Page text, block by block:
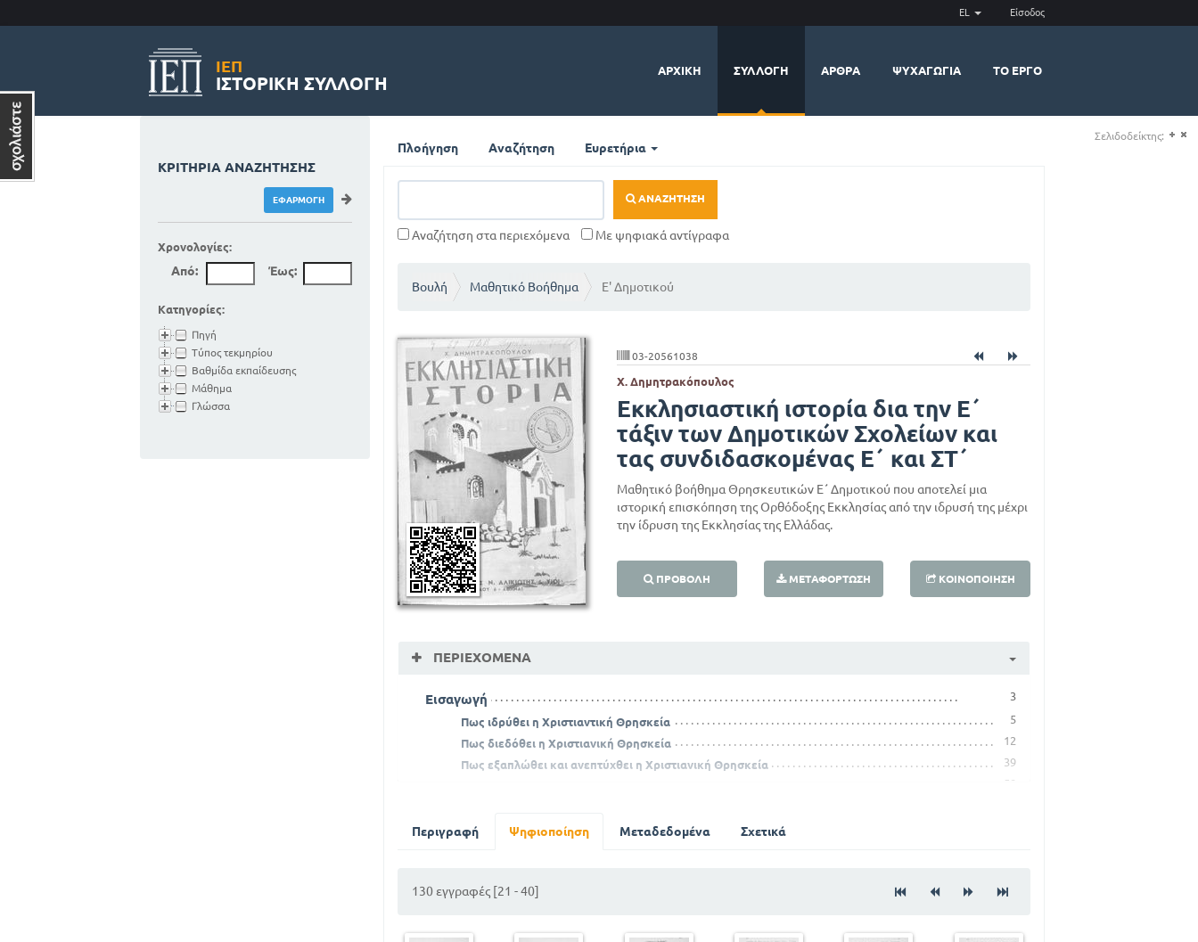
EL Είσοδος
ΙΕΠ
ΙΣΤΟΡΙΚΉ ΣΥΛΛΟΓΉ
ΑΡΧΙΚΉ ΣΥΛΛΟΓΉ ΆΡΘΡΑ ΨΥΧΑΓΩΓΊΑ ΤΟ ΈΡΓΟ
Πλοήγηση Αναζήτηση Ευρετήρια
ΑΝΑΖΉΤΗΣΗ
Αναζήτηση στα περιεχόμενα Με ψηφιακά αντίγραφα
Βουλή Μαθητικό Βοήθημα Ε' Δημοτικού
03-20561038
Χ. Δημητρακόπουλος
Εκκλησιαστική ιστορία δια την Ε΄
τάξιν των Δημοτικών Σχολείων και
τας συνδιδασκομένας Ε΄ και ΣΤ΄
Μαθητικό βοήθημα Θρησκευτικών Ε΄ Δημοτικού που αποτελεί μια
ιστορική επισκόπηση της Ορθόδοξης Εκκλησίας από την ιδρυσή της μέχρι
την ίδρυση της Εκκλησίας της Ελλάδας.
ΠΡΟΒΟΛΉ ΜΕΤΑΦΌΡΤΩΣΗ ΚΟΙΝΟΠΟΊΗΣΗ
ΠΕΡΙΕΧΌΜΕΝΑ
Εισαγωγή 3
Πως ιδρύθει η Χριστιαντική Θρησκεία
5
Πως διεδόθει η Χριστιανική Θρησκεία
12
Πως εξαπλώθει και ανεπτύχθει η Χριστιανική Θρησκεία
39
58
Οι Ασκητές
Περιγραφή Ψηφιοποίηση Μεταδεδομένα Σχετικά
130 εγγραφές [21 - 40]
ΚΡΙΤΉΡΙΑ ΑΝΑΖΉΤΗΣΗΣ
Χρονολογίες:
Από: Έως:
Κατηγορίες:
Πηγή
Τύπος τεκμηρίου
Βαθμίδα εκπαίδευσης
Μάθημα
Γλώσσα
Σελιδοδείκτης: